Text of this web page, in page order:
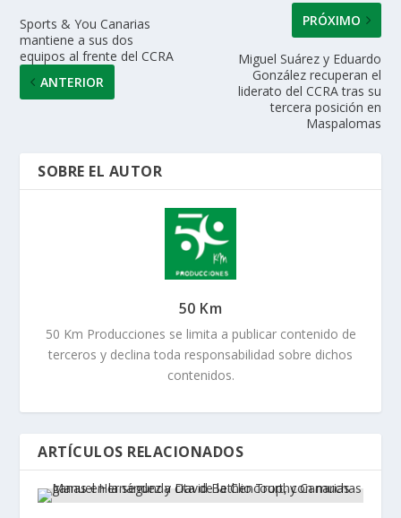
Sports & You Canarias
mantiene a sus dos
equipos al frente del CCRA
ANTERIOR
PRÓXIMO
Miguel Suárez y Eduardo
González recuperan el
liderato del CCRA tras su
tercera posición en
Maspalomas
SOBRE EL AUTOR
50 Km
50 Km Producciones se limita a publicar contenido de
terceros y declina toda responsabilidad sobre dichos
contenidos.
ARTÍCULOS RELACIONADOS